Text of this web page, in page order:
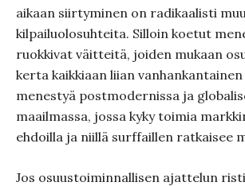
aikaan siirtyminen on radikaalisti
kilpailuolosuhteita. Silloin koetut
ruokkivat väitteitä, joiden mukaan
kerta kaikkiaan liian
menestyä postmodernissa ja
maailmassa, jossa kyky toimia
ehdoilla ja niillä surffaillen ratkaisee
Jos osuustoiminnallisen ajattelun